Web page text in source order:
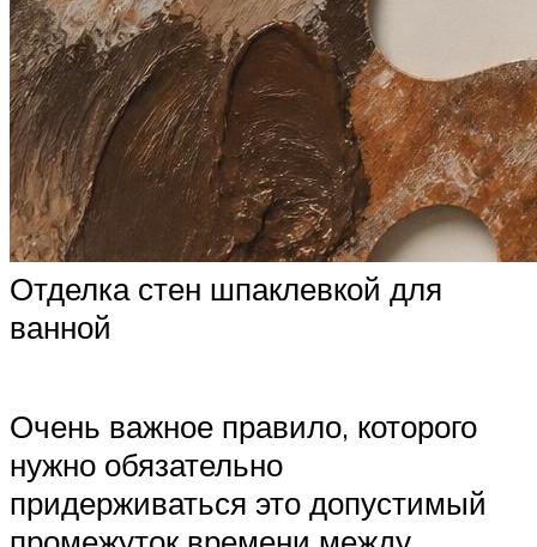
Отделка стен шпаклевкой для
ванной
Очень важное правило, которого
нужно обязательно
придерживаться это допустимый